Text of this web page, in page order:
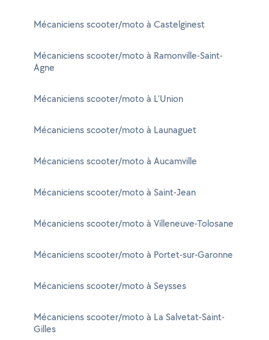
Mécaniciens scooter/moto à Castelginest
Mécaniciens scooter/moto à Ramonville-Saint-
Agne
Mécaniciens scooter/moto à L'Union
Mécaniciens scooter/moto à Launaguet
Mécaniciens scooter/moto à Aucamville
Mécaniciens scooter/moto à Saint-Jean
Mécaniciens scooter/moto à Villeneuve-Tolosane
Mécaniciens scooter/moto à Portet-sur-Garonne
Mécaniciens scooter/moto à Seysses
Mécaniciens scooter/moto à La Salvetat-Saint-
Gilles